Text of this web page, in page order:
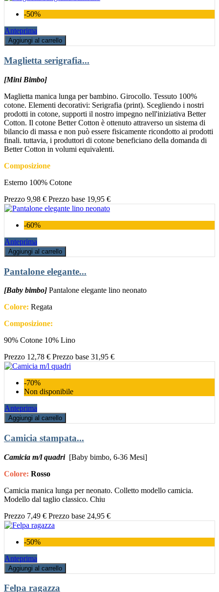
-50%
Anteprima
Aggiungi al carrello
Maglietta serigrafia...
[Mini Bimbo]
Maglietta manica lunga per bambino. Girocollo. Tessuto 100%
cotone. Elementi decorativi: Serigrafia (print). Scegliendo i nostri
prodotti in cotone, supporti il nostro impegno nell'iniziativa Better
Cotton. Il cotone Better Cotton è ottenuto attraverso un sistema di
bilancio di massa e non può essere fisicamente ricondotto ai prodotti
finali. tuttavia, i produttori di cotone beneficiano della domanda di
Better Cotton in volumi equivalenti.
Composizione
Esterno 100% Cotone
Prezzo 9,98 € Prezzo base 19,95 €
-60%
Anteprima
Aggiungi al carrello
Pantalone elegante...
[Baby bimbo] Pantalone elegante lino neonato
Colore: Regata
Composizione:
90% Cotone 10% Lino
Prezzo 12,78 € Prezzo base 31,95 €
-70%
Non disponibile
Anteprima
Aggiungi al carrello
Camicia stampata...
Camicia m/l quadri[Baby bimbo, 6-36 Mesi]
Colore: Rosso
Camicia manica lunga per neonato. Colletto modello camicia.
Modello dal taglio classico. Chiu
Prezzo 7,49 € Prezzo base 24,95 €
-50%
Anteprima
Aggiungi al carrello
Felpa ragazza